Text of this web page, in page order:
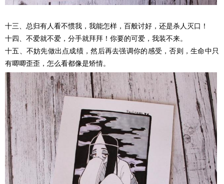
十三、总归有人看不惯我，我能怎样，百般讨好，还是杀人灭口！
十四、不爱就不爱，分手就拜拜！你要的可爱，我装不来。
十五、不妨先做出点成绩，然后再去强调你的感受，否则，生命中只
有唧唧歪歪，怎么看都像是矫情。